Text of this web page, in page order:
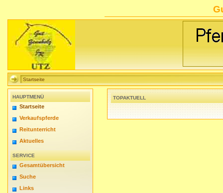
Startseite
HAUPTMENÜ
Startseite
Verkaufspferde
Reitunterricht
Aktuelles
SERVICE
Gesamtübersicht
Suche
Links
TOPAKTUELL